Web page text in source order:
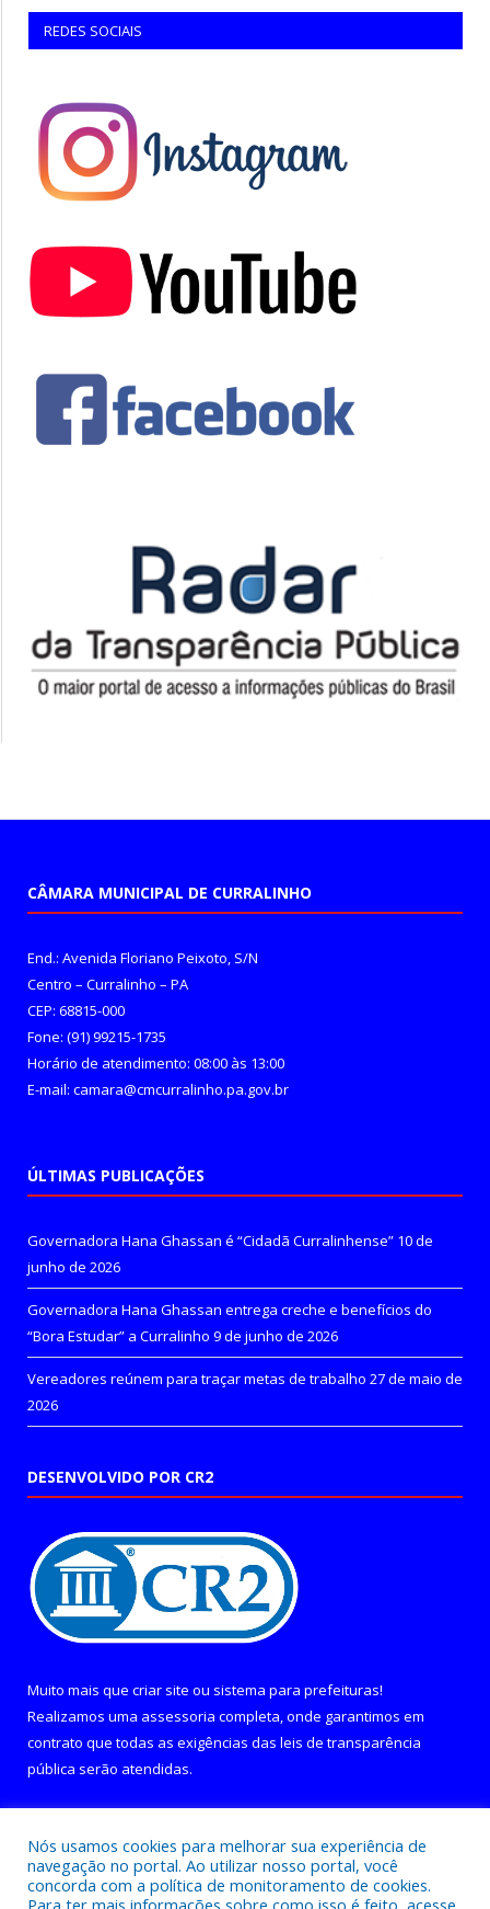
REDES SOCIAIS
CÂMARA MUNICIPAL DE CURRALINHO
End.: Avenida Floriano Peixoto, S/N
Centro – Curralinho – PA
CEP: 68815-000
Fone: (91) 99215-1735
Horário de atendimento: 08:00 às 13:00
E-mail: camara@cmcurralinho.pa.gov.br
ÚLTIMAS PUBLICAÇÕES
Governadora Hana Ghassan é “Cidadã Curralinhense” 10 de
junho de 2026
Governadora Hana Ghassan entrega creche e benefícios do
“Bora Estudar” a Curralinho 9 de junho de 2026
Vereadores reúnem para traçar metas de trabalho 27 de maio de
2026
DESENVOLVIDO POR CR2
Muito mais que criar site ou sistema para prefeituras!
Realizamos uma assessoria completa, onde garantimos em
contrato que todas as exigências das leis de transparência
pública serão atendidas.
Nós usamos cookies para melhorar sua experiência de
navegação no portal. Ao utilizar nosso portal, você
concorda com a política de monitoramento de cookies.
Para ter mais informações sobre como isso é feito, acesse